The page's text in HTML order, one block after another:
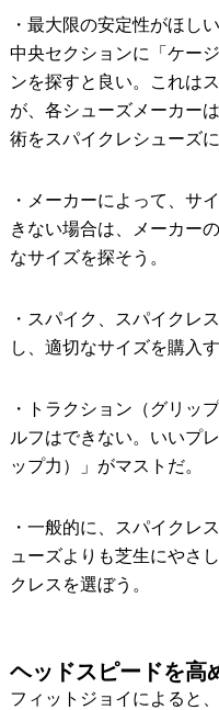
・最大限の安定性がほし
中央セクションに「ケー
ンを探すと良い。これは
が、各シューズメーカー
術をスパイクレシューズ
・メーカーによって、サ
きない場合は、メーカー
なサイズを探そう。
・スパイク、スパイクレ
し、適切なサイズを購入す
・トラクション（グリッ
ルフはできない。いいプ
ップ力）」がマストだ。
・一般的に、スパイクレ
ューズよりも芝生にやさ
クレスを選ぼう。
ヘッドスピードを高
フィットジョイによると